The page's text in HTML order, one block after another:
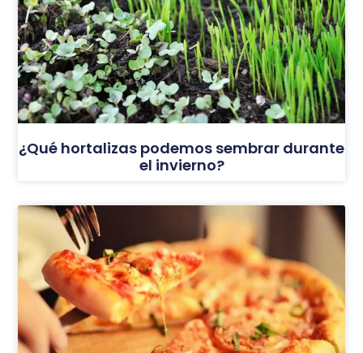
¿Qué hortalizas podemos sembrar durante
el invierno?